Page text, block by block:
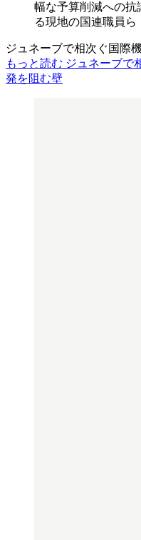
ジュネーブで相次ぐ国際
もっと読む ジュネーブ
発を阻む壁